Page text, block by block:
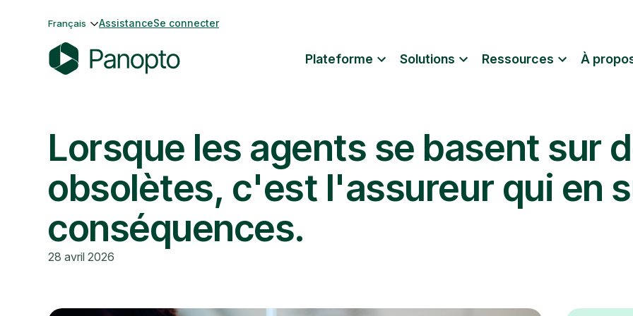
Français AssistanceSe connecter
o
o
Plateforme Solutions Ressources À
Lorsque les agents se basent sur
obsolètes, c'est l'assureur qui en
conséquences.
28 avril 2026